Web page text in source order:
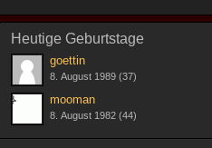
Heutige Geburtstage
goettin
8. August 1989 (37)
mooman
8. August 1982 (44)